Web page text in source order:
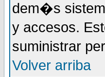
dem�s
y accesos.
suministrar
Volver arriba